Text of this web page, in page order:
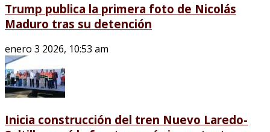
Trump publica la primera foto de Nicolás
Maduro tras su detención
enero 3 2026, 10:53 am
Inicia construcción del tren Nuevo Laredo-